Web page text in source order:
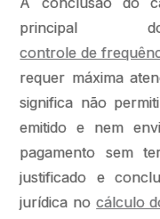
principal
controle de
requer máxima
significa não
emitido e nem
pagamento sem
justificado e
jurídica nocálculo